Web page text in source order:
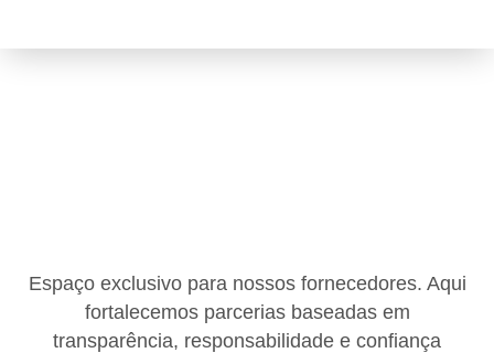
Espaço exclusivo para nossos fornecedores. Aqui
fortalecemos parcerias baseadas em
transparência, responsabilidade e confiança